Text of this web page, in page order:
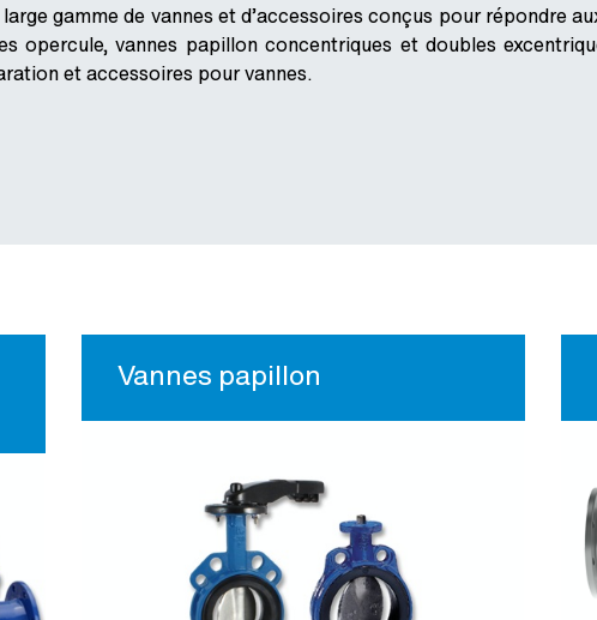
gamme de vannes et d’accessoires conçus pour répondre
opercule, vannes papillon concentriques et doubles
et accessoires pour vannes.
Vannes papillon